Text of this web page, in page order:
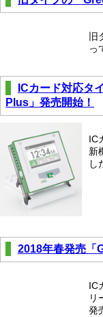
っ
ICカード対応タ
Plus」発売開始！
IC
新
し
2018年春発売「
IC
リ
発